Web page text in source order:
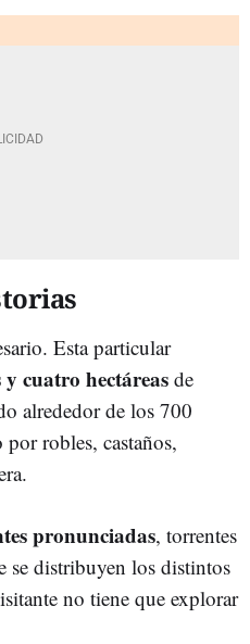
Esta particular
cuatro hectáreas de
alrededor de los 700
robles, castaños,
pronunciadas, torrentes
se distribuyen los distintos
no tiene que explorar